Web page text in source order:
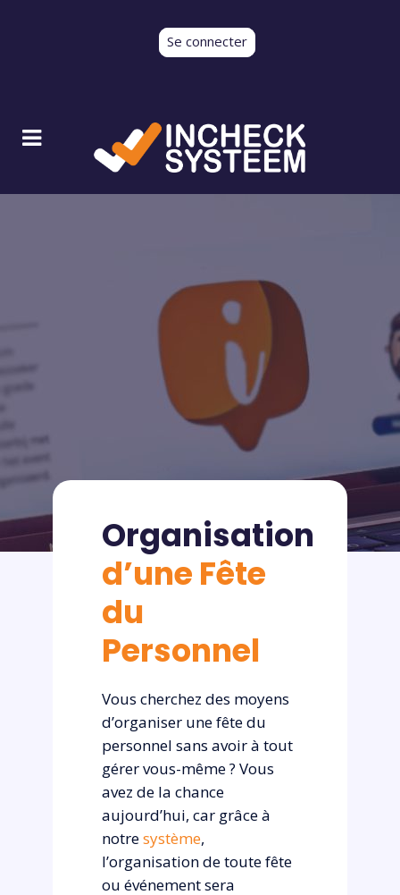
Se connecter
Organisation
d’une Fête
du
Personnel
Vous cherchez des moyens
d’organiser une fête du
personnel sans avoir à tout
gérer vous-même ? Vous
avez de la chance
aujourd’hui, car grâce à
notresystème,
l’organisation de toute fête
ou événement sera